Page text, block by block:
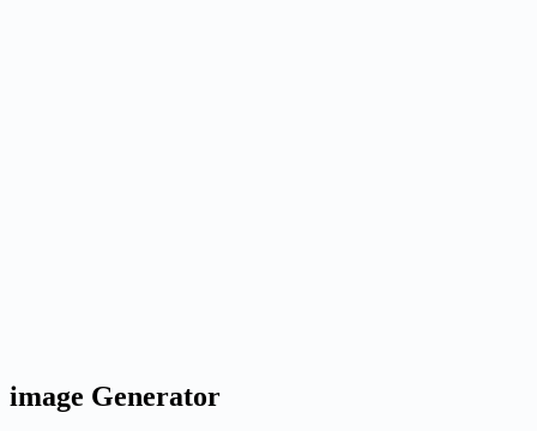
image Generator